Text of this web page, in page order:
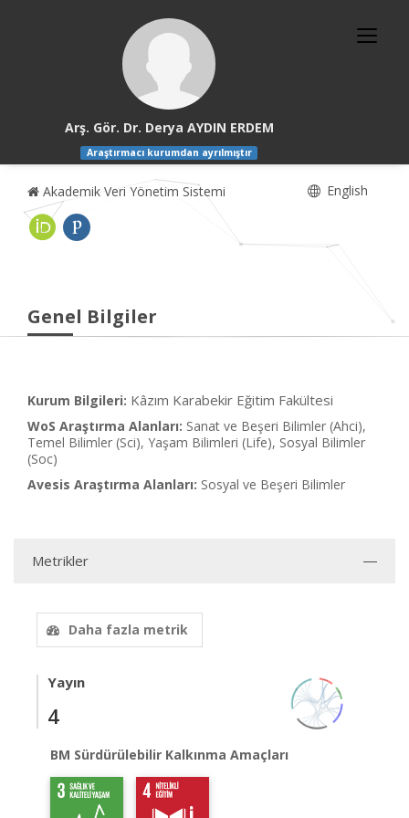
Arş. Gör. Dr. Derya AYDIN ERDEM
Araştırmacı kurumdan ayrılmıştır
Akademik Veri Yönetim Sistemi English
Genel Bilgiler
Kurum Bilgileri: Kâzım Karabekir Eğitim Fakültesi
WoS Araştırma Alanları: Sanat ve Beşeri Bilimler (Ahci),
Temel Bilimler (Sci), Yaşam Bilimleri (Life), Sosyal Bilimler
(Soc)
Avesis Araştırma Alanları: Sosyal ve Beşeri Bilimler
Metrikler
Daha fazla metrik
Yayın
4
BM Sürdürülebilir Kalkınma Amaçları